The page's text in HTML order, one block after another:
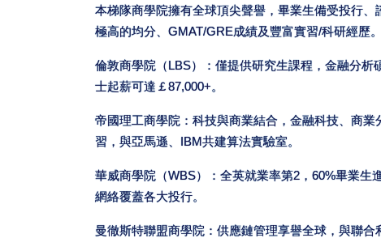
本梯隊商學院擁有全球頂尖聲譽，畢業生備受投行
極高的均分、GMAT/GRE成績及豐富實習/科研經歷。
倫敦商學院（LBS）：僅提供研究生課程，金融分
士起薪可達￡87,000+。
帝國理工商學院：科技與商業結合，金融科技、商
習，與亞馬遜、IBM共建算法實驗室。
華威商學院（WBS）：全英就業率第2，60%畢業生
網絡覆蓋各大投行。
曼徹斯特聯盟商學院：供應鏈管理享譽全球，與聯